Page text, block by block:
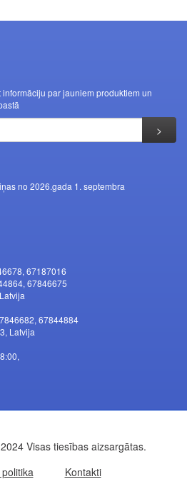
par jauniem produktiem un
no 2026.gada 1. septembra
67187016
67846675
67844884
Latvija
Visas tiesības aizsargātas.
Kontakti